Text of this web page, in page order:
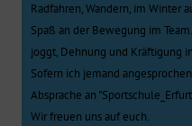
Radfahren, Wandern, im Winter
Spaß an der Bewegung im
joggt, Dehnung und Kräftigung
Sofern ich jemand
Absprache an
Wir freuen uns auf euch.